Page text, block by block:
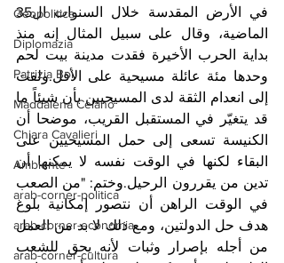
Geopolitica
Diplomazia
Patrizia Boi
Maddalena Celano
Chiara Cavalieri
Ambiente
arab-corner-politica
arab-corner-economia
arab-corner-cultura
في الأرض المقدسة خلال السنوات ال35
وحدها مئة عائلة مسيحية على الأقل.ولفت
إلى انعدام الثقة لدى المسيحيين بأن شيئاً ما
الكنيسة تسعى إلى حمل المسيحيين على
البقاء لكنها في الوقت نفسه لا يمكنها أن
في الوقت الراهن أن نتصور إمكانية بلوغ
هدف حل الدولتين، ومع ذلك لا بد من العمل